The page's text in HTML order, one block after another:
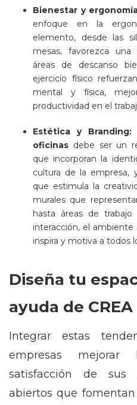
Bienestar y
enfoque en la
elemento, desde las
mesas, favorezca una
áreas de descanso
ejercicio físico
mental y física,
productividad en el
Estética y Branding:
oficinas debe ser un
que incorporan la
cultura de la empresa,
que estimula la
murales que
hasta áreas de
interacción, el
inspira y motiva a todos
Diseña tu
ayuda de CREA
Integrar estas
empresas
satisfacción de sus
abiertos que